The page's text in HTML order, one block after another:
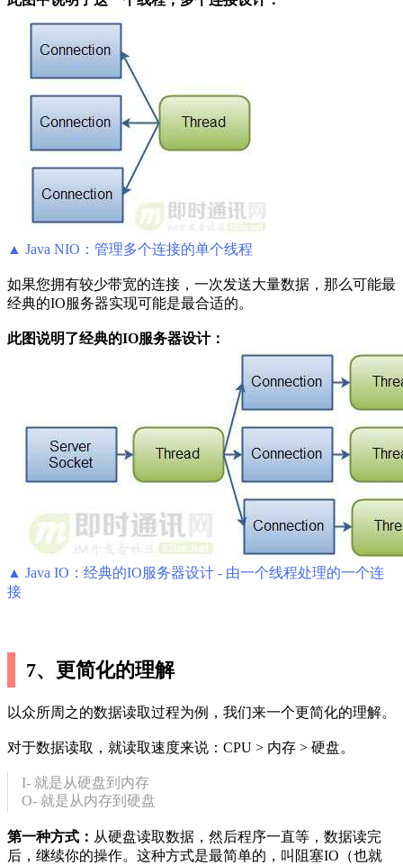
▲ Java NIO：管理多个连接的单个线程
如果您拥有较少带宽的连接，一次发送大量数据，那么可能最
经典的IO服务器实现可能是最合适的。
此图说明了经典的IO服务器设计：
▲ Java IO：经典的IO服务器设计 - 由一个线程处理的一个连
接
7、更简化的理解
以众所周之的数据读取过程为例，我们来一个更简化的理解。
对于数据读取，就读取速度来说：CPU > 内存 > 硬盘。
I- 就是从硬盘到内存
O- 就是从内存到硬盘
第一种方式： 从硬盘读取数据，然后程序一直等，数据读完
后，继续你的操作。这种方式是最简单的，叫阻塞IO（也就